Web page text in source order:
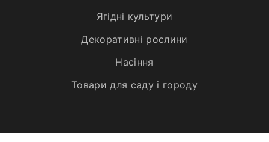
Ягідні культури
Декоративні рослини
Насіння
Товари для саду і городу